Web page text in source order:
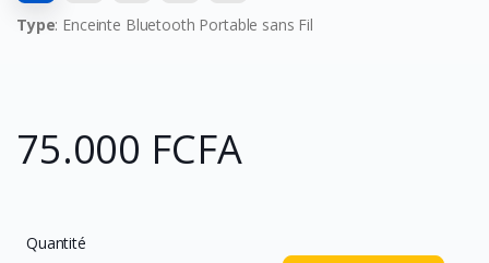
Type: Enceinte Bluetooth Portable sans Fil
75.000 FCFA
Quantité